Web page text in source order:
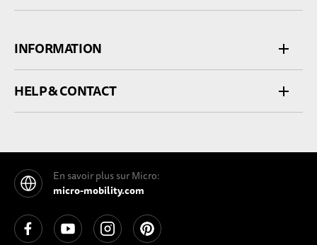
INFORMATION
HELP & CONTACT
En savoir plus sur Micro:
micro-mobility.com
See our Facebook
See our YouTube channel
See our Instagram
See our Pinterest